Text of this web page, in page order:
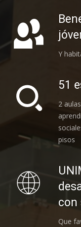
Y
51
2
pisos
con
Que